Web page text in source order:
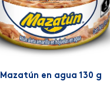
Mazatún en agua 130 g